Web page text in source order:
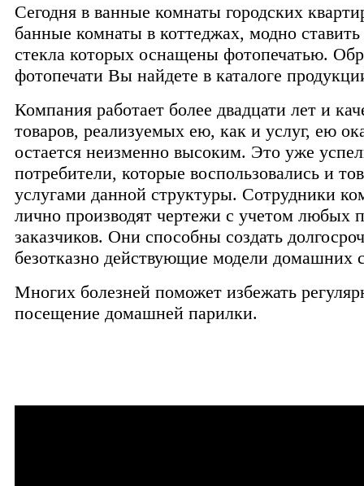
Сегодня в ванные комнаты городских
банные комнаты в коттеджах, модно ставить
стекла которых оснащены фотопечатью.
фотопечати Вы найдете в каталоге
Компания работает более двадцати лет и
товаров, реализуемых ею, как и услуг, ею
остается неизменно высоким. Это уже
потребители, которые воспользовались и
услугами данной структуры. Сотрудники
лично производят чертежи с учетом любых
заказчиков. Они способны создать
безотказно действующие модели домашних
Многих болезней поможет избежать
посещение домашней парилки.